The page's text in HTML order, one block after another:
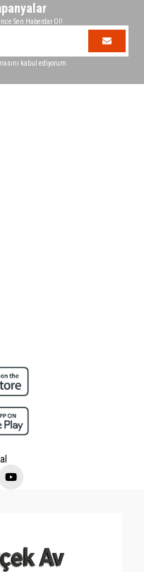
Sen Haberdar Ol!
kabul ediyorum.